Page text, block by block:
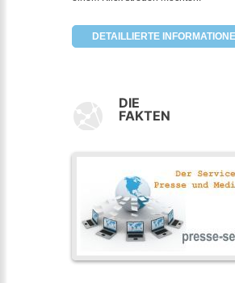
DETAILLIERTE
DIE
FAKTEN